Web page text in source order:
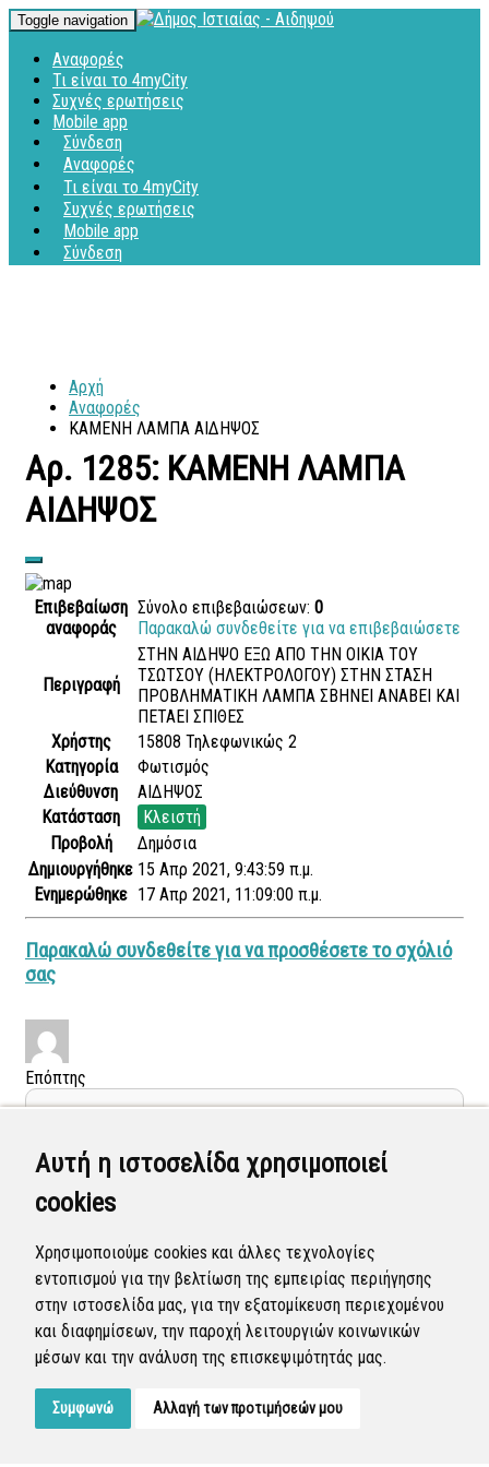
Αυτή η ιστοσελίδα χρησιμοποιεί
cookies
Χρησιμοποιούμε cookies και άλλες τεχνολογίες
εντοπισμού για την βελτίωση της εμπειρίας περιήγησης
στην ιστοσελίδα μας, για την εξατομίκευση περιεχομένου
και διαφημίσεων, την παροχή λειτουργιών κοινωνικών
μέσων και την ανάλυση της επισκεψιμότητάς μας.
Συμφωνώ Αλλαγή των προτιμήσεών μου
Toggle navigation
Αναφορές
Τι είναι το 4myCity
Συχνές ερωτήσεις
Mobile app
Σύνδεση
Αναφορές
Τι είναι το 4myCity
Συχνές ερωτήσεις
Mobile app
Σύνδεση
Αρχή
Αναφορές
ΚΑΜΕΝΗ ΛΑΜΠΑ ΑΙΔΗΨΟΣ
Αρ. 1285: ΚΑΜΕΝΗ ΛΑΜΠΑ
ΑΙΔΗΨΟΣ
Επιβεβαίωση
αναφοράς
Σύνολο επιβεβαιώσεων: 0
Παρακαλώ συνδεθείτε για να επιβεβαιώσετε
Περιγραφή
ΣΤΗΝ ΑΙΔΗΨΟ ΕΞΩ ΑΠΟ ΤΗΝ ΟΙΚΙΑ ΤΟΥ
ΤΣΩΤΣΟΥ (ΗΛΕΚΤΡΟΛΟΓΟΥ) ΣΤΗΝ ΣΤΑΣΗ
ΠΡΟΒΛΗΜΑΤΙΚΗ ΛΑΜΠΑ ΣΒΗΝΕΙ ΑΝΑΒΕΙ ΚΑΙ
ΠΕΤΑΕΙ ΣΠΙΘΕΣ
Χρήστης
15808 Τηλεφωνικώς 2
Κατηγορία
Φωτισμός
Διεύθυνση
ΑΙΔΗΨΟΣ
Κατάσταση
Κλειστή
Προβολή
Δημόσια
Δημιουργήθηκε 15 Απρ 2021, 9:43:59 π.μ.
Ενημερώθηκε 17 Απρ 2021, 11:09:00 π.μ.
Παρακαλώ συνδεθείτε για να προσθέσετε το σχόλιό
σας
Επόπτης
(Επόπτης)
16 Απρ 2021 - 16:27
Δήμο.
Κατάσταση αναφοράς: Κλειστή